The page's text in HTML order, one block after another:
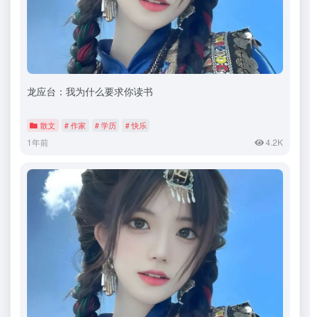
龙应台：我为什么要求你读书
散文 # 作家 # 学历 # 快乐
1年前 4.2K